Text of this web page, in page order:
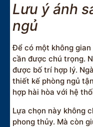
Lưu ý ánh
ngủ
Để có một không
cần được chú trọng.
được bố trí hợp lý.
thiết kế phòng ngủ
hợp hài hòa với hệ
Lựa chọn này không
phong thủy. Mà còn